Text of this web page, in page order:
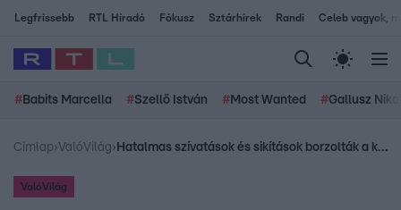
Legfrissebb RTL Híradó Fókusz Sztárhírek Randi Celeb vagyok,
# Babits Marcella #Szellő István # Most Wanted #Gallusz
Címlap›ValóVilág› Hatalmas szívatások és sikítások borzolták a kedélyeket a ValóVilágban
ValóVilág